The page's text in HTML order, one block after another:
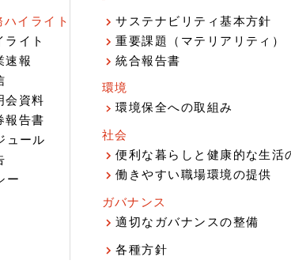
イライト
ライト
速報
会資料
報告書
ュール
ー
サステナビリティ基本方針
重要課題（マテリアリティ）
統合報告書
環境
環境保全への取組み
社会
便利な暮らしと健康的な生活
働きやすい職場環境の提供
ガバナンス
適切なガバナンスの整備
各種方針